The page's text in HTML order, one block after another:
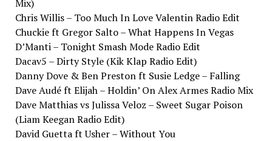
Mix)
Chris Willis – Too Much In Love Valentin Radio Edit
Chuckie ft Gregor Salto – What Happens In Vegas
D’Manti – Tonight Smash Mode Radio Edit
Dacav5 – Dirty Style (Kik Klap Radio Edit)
Danny Dove & Ben Preston ft Susie Ledge – Falling
Dave Audé ft Elijah – Holdin’ On Alex Armes Radio Mix
Dave Matthias vs Julissa Veloz – Sweet Sugar Poison
(Liam Keegan Radio Edit)
David Guetta ft Usher – Without You